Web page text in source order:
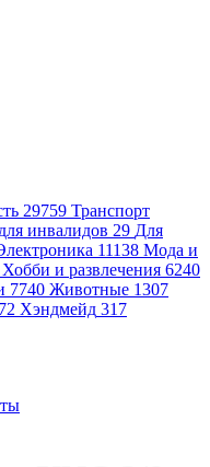
29759 Транспорт
инвалидов 29 Для
11138 Мода и
Хобби и развлечения 6240
7740 Животные 1307
Хэндмейд 317